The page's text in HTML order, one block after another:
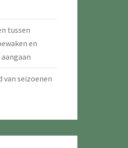
tussen
en
van seizoenen